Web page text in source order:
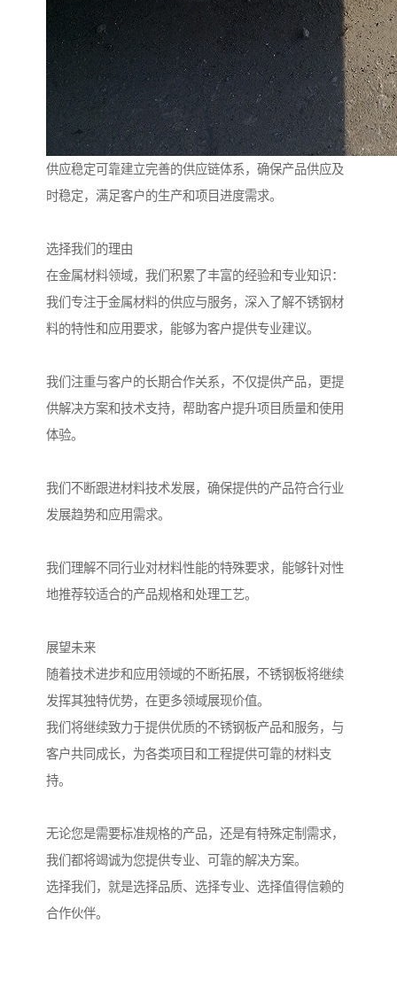
供应稳定可靠建立完善的供应链体系，确保产品供应及
时稳定，满足客户的生产和项目进度需求。
选择我们的理由
在金属材料领域，我们积累了丰富的经验和专业知识：
我们专注于金属材料的供应与服务，深入了解不锈钢材
料的特性和应用要求，能够为客户提供专业建议。
我们注重与客户的长期合作关系，不仅提供产品，更提
供解决方案和技术支持，帮助客户提升项目质量和使用
体验。
我们不断跟进材料技术发展，确保提供的产品符合行业
发展趋势和应用需求。
我们理解不同行业对材料性能的特殊要求，能够针对性
地推荐较适合的产品规格和处理工艺。
展望未来
随着技术进步和应用领域的不断拓展，不锈钢板将继续
发挥其独特优势，在更多领域展现价值。
我们将继续致力于提供优质的不锈钢板产品和服务，与
客户共同成长，为各类项目和工程提供可靠的材料支
持。
无论您是需要标准规格的产品，还是有特殊定制需求，
我们都将竭诚为您提供专业、可靠的解决方案。
选择我们，就是选择品质、选择专业、选择值得信赖的
合作伙伴。